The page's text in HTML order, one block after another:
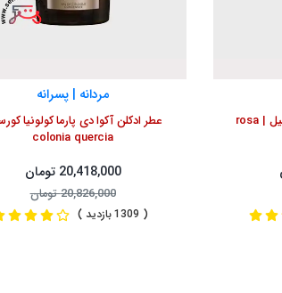
عطر ادکلن آکوا دی پارما رزا نوبیل | rosa
مردانه | پسرانه
عطر ادکلن آکوا دی پارما کولونیا
colonia quercia
20,418,000 تومان
20,826,000 تومان
( 1309 بازدید )